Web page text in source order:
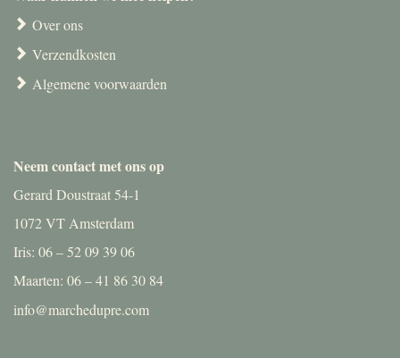
Over ons
Verzendkosten
Algemene voorwaarden
Neem contact met ons op
Gerard Doustraat 54-1
1072 VT Amsterdam
Iris: 06 – 52 09 39 06
Maarten: 06 – 41 86 30 84
info@marchedupre.com